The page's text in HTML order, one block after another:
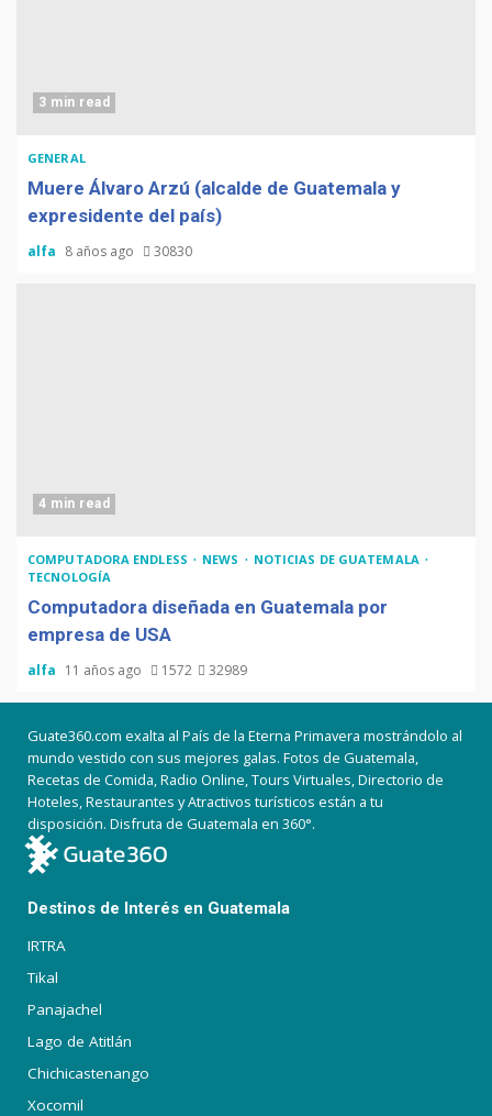
3 min read
GENERAL
Muere Álvaro Arzú (alcalde de Guatemala y
expresidente del país)
alfa 8 años ago 30830
4 min read
COMPUTADORA ENDLESS NEWS
NOTICIAS DE GUATEMALA
TECNOLOGÍA
Computadora diseñada en Guatemala por
empresa de USA
alfa 11 años ago 1572 32989
Guate360.com exalta al País de la Eterna Primavera mostrándolo al
mundo vestido con sus mejores galas. Fotos de Guatemala,
Recetas de Comida, Radio Online, Tours Virtuales, Directorio de
Hoteles, Restaurantes y Atractivos turísticos están a tu
disposición. Disfruta de Guatemala en 360°.
Destinos de Interés en Guatemala
IRTRA
Tikal
Panajachel
Lago de Atitlán
Chichicastenango
Xocomil